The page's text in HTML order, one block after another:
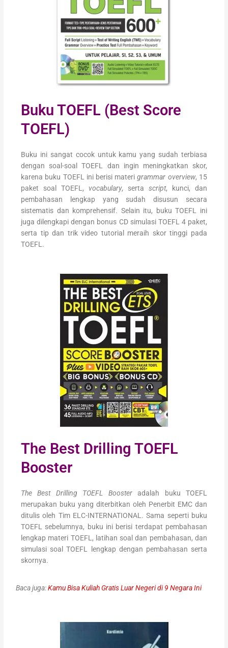
Buku TOEFL (Best Score
TOEFL)
Buku ini sangat cocok untuk kamu yang sudah terbiasa
dengan soal-soal TOEFL dan ingin meningkatkan skor,
karena buku TOEFL ini berisi materigrammar overview, 15
paket soal TOEFL, vocabulary, serta script, kunci, dan
pembahasan lengkap yang sudah disusun secara
sistematis dan komprehensif. Selain itu, buku TOEFL ini
juga dilengkapi dengan bonus CD simulasi TOEFL 4 paket,
serta tip dan trik video tutorial meraih skor tinggi pada
TOEFL.
The Best Drilling TOEFL
Booster
The Best Drilling TOEFL Boosteradalah buku TOEFL
merupakan buku yang diterbitkan oleh Penerbit EMC dan
ditulis oleh Tim ELC-INTERNATIONAL. Sama seperti buku
TOEFL sebelumnya, buku ini berisi terdapat pembahasan
lengkap materi TOEFL, latihan soal dan pembahasan, dan
simulasi soal TOEFL lengkap dengan pembahasan serta
skornya.
Baca juga:Kamu Bisa Kuliah Gratis Luar Negeri di 9 Negara Ini